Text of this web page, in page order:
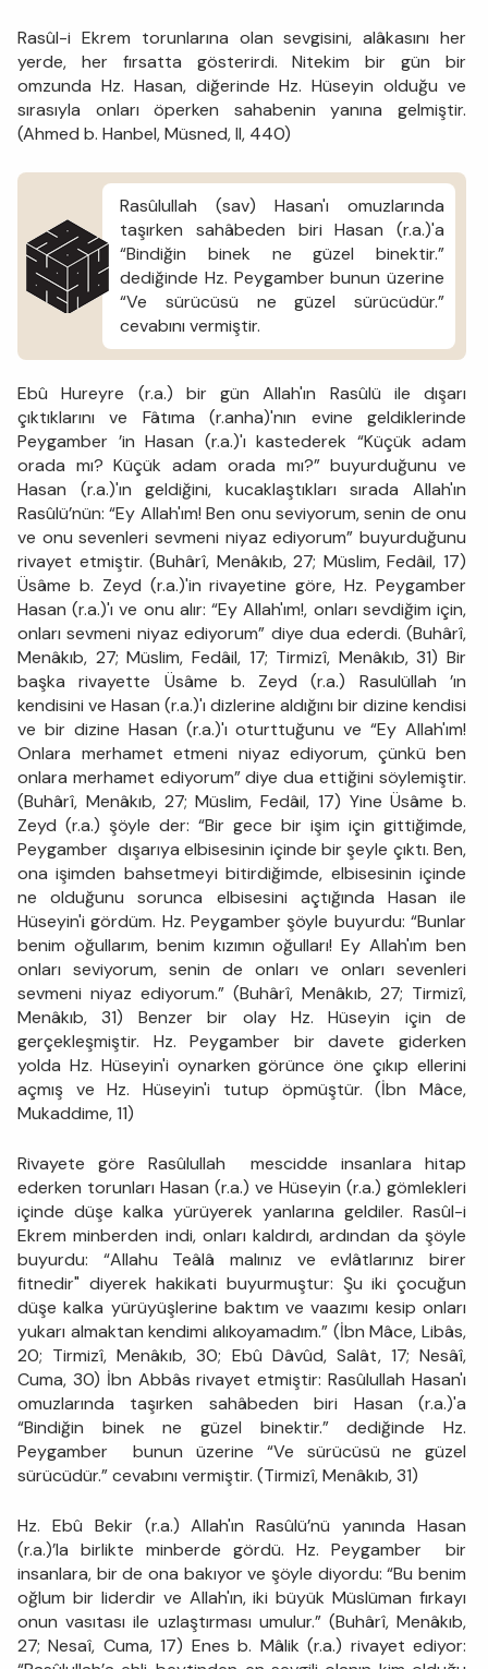
Rasûl-i Ekrem torunlarına olan sevgisini, alâkasını her
yerde, her fırsatta gösterirdi. Nitekim bir gün bir
omzunda Hz. Hasan, diğerinde Hz. Hüseyin olduğu ve
sırasıyla onları öperken sahabenin yanına gelmiştir.
(Ahmed b. Hanbel, Müsned, II, 440)
Rasûlullah (sav) Hasan'ı omuzlarında
taşırken sahâbeden biri Hasan (r.a.)'a
“Bindiğin binek ne güzel binektir.”
dediğinde Hz. Peygamber bunun üzerine
“Ve sürücüsü ne güzel sürücüdür.”
cevabını vermiştir.
Ebû Hureyre (r.a.) bir gün Allah'ın Rasûlü ile dışarı
çıktıklarını ve Fâtıma (r.anha)'nın evine geldiklerinde
Peygamber ’in Hasan (r.a.)'ı kastederek “Küçük adam
orada mı? Küçük adam orada mı?” buyurduğunu ve
Hasan (r.a.)'ın geldiğini, kucaklaştıkları sırada Allah'ın
Rasûlü’nün: “Ey Allah'ım! Ben onu seviyorum, senin de onu
ve onu sevenleri sevmeni niyaz ediyorum” buyurduğunu
rivayet etmiştir. (Buhârî, Menâkıb, 27; Müslim, Fedâil, 17)
Üsâme b. Zeyd (r.a.)'in rivayetine göre, Hz. Peygamber
Hasan (r.a.)'ı ve onu alır: “Ey Allah'ım!, onları sevdiğim için,
onları sevmeni niyaz ediyorum” diye dua ederdi. (Buhârî,
Menâkıb, 27; Müslim, Fedâil, 17; Tirmizî, Menâkıb, 31) Bir
başka rivayette Üsâme b. Zeyd (r.a.) Rasulüllah ’ın
kendisini ve Hasan (r.a.)'ı dizlerine aldığını bir dizine kendisi
ve bir dizine Hasan (r.a.)'ı oturttuğunu ve “Ey Allah'ım!
Onlara merhamet etmeni niyaz ediyorum, çünkü ben
onlara merhamet ediyorum” diye dua ettiğini söylemiştir.
(Buhârî, Menâkıb, 27; Müslim, Fedâil, 17) Yine Üsâme b.
Zeyd (r.a.) şöyle der: “Bir gece bir işim için gittiğimde,
Peygamber dışarıya elbisesinin içinde bir şeyle çıktı. Ben,
ona işimden bahsetmeyi bitirdiğimde, elbisesinin içinde
ne olduğunu sorunca elbisesini açtığında Hasan ile
Hüseyin'i gördüm. Hz. Peygamber şöyle buyurdu: “Bunlar
benim oğullarım, benim kızımın oğulları! Ey Allah'ım ben
onları seviyorum, senin de onları ve onları sevenleri
sevmeni niyaz ediyorum.” (Buhârî, Menâkıb, 27; Tirmizî,
Menâkıb, 31) Benzer bir olay Hz. Hüseyin için de
gerçekleşmiştir. Hz. Peygamber bir davete giderken
yolda Hz. Hüseyin'i oynarken görünce öne çıkıp ellerini
açmış ve Hz. Hüseyin'i tutup öpmüştür. (İbn Mâce,
Mukaddime, 11)
Rivayete göre Rasûlullah mescidde insanlara hitap
ederken torunları Hasan (r.a.) ve Hüseyin (r.a.) gömlekleri
içinde düşe kalka yürüyerek yanlarına geldiler. Rasûl-i
Ekrem minberden indi, onları kaldırdı, ardından da şöyle
buyurdu: “Allahu Teâlâ malınız ve evlâtlarınız birer
fitnedir" diyerek hakikati buyurmuştur: Şu iki çocuğun
düşe kalka yürüyüşlerine baktım ve vaazımı kesip onları
yukarı almaktan kendimi alıkoyamadım.” (İbn Mâce, Libâs,
20; Tirmizî, Menâkıb, 30; Ebû Dâvûd, Salât, 17; Nesâî,
Cuma, 30) İbn Abbâs rivayet etmiştir: Rasûlullah Hasan'ı
omuzlarında taşırken sahâbeden biri Hasan (r.a.)'a
“Bindiğin binek ne güzel binektir.” dediğinde Hz.
Peygamber bunun üzerine “Ve sürücüsü ne güzel
sürücüdür.” cevabını vermiştir. (Tirmizî, Menâkıb, 31)
Hz. Ebû Bekir (r.a.) Allah'ın Rasûlü’nü yanında Hasan
(r.a.)’la birlikte minberde gördü. Hz. Peygamber bir
insanlara, bir de ona bakıyor ve şöyle diyordu: “Bu benim
oğlum bir liderdir ve Allah'ın, iki büyük Müslüman fırkayı
onun vasıtası ile uzlaştırması umulur.” (Buhârî, Menâkıb,
27; Nesaî, Cuma, 17) Enes b. Mâlik (r.a.) rivayet ediyor: